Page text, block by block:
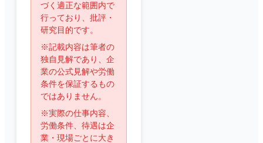
づく適正な範囲内で
行っており、批評・
研究目的です。
※記載内容は筆者の
独自見解であり、企
業の公式見解や労働
条件を保証するもの
ではありません。
※実際の仕事内容、
労働条件、待遇は企
業・現場ごとに大き